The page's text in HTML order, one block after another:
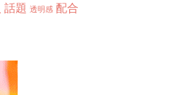
話題 透明感 配合